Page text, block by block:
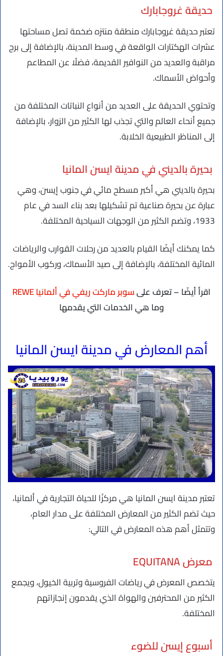
حديقة غروجابارك
تعتبر حديقة غروجابارك منطقة منتزه ضخمة تصل مساحتها
عشرات الهكتارات الواقعة في وسط المدينة، بالإضافة إلى برج
مراقبة والعديد من النوافير القديمة، فضلًا عن المطاعم
وأحواض الأسماك.
وتحتوي الحديقة على العديد من أنواع النباتات المختلفة من
جميع أنحاء العالم والتي تجذب لها الكثير من الزوار، بالإضافة
إلى المناظر الطبيعية الخلابة.
بحيرة بالديني في مدينة ايسن المانيا
بحيرة بالديني هي أكبر مسطح مائي في جنوب إيسن، وهي
عبارة عن بحيرة صناعية تم تشكيلها بعد بناء السد في عام
1933، وتضم الكثير من الوجهات السياحية المختلفة.
كما يمكنك أيضًا القيام بالعديد من رحلات القوارب والرياضات
المائية المختلفة، بالإضافة إلى صيد الأسماك، وركوب الأمواج.
اقرأ أيضًا – تعرف علىسوبر ماركت ريفي في ألمانيا REWE
وما هي الخدمات التي يقدمها
أهم المعارض في مدينة ايسن المانيا
تعتبر مدينة ايسن المانيا هي مركزًا للحياة التجارية في ألمانيا،
حيث تضم الكثير من المعارض المختلفة على مدار العام،
وتتمثل أهم هذه المعارض في التالي:
معرض EQUITANA
يتخصص المعرض في رياضات الفروسية وتربية الخيول، ويجمع
الكثير من المحترفين والهواة الذي يقدمون إنجازاتهم
المختلفة.
أسبوع إيسن للضوء